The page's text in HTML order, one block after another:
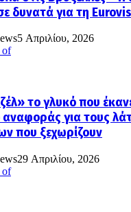
δυνατά για τη
5 Απριλίου, 2026
το γλυκό που
αναφοράς για τους
που ξεχωρίζουν
29 Απριλίου, 2026